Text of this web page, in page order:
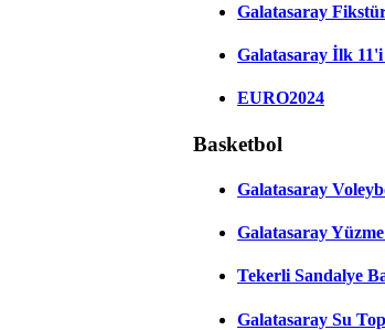
Galatasaray
Galatasaray İlk
EURO2024
Basketbol
Galatasaray
Galatasaray
Tekerli Sandalye
Galatasaray Su